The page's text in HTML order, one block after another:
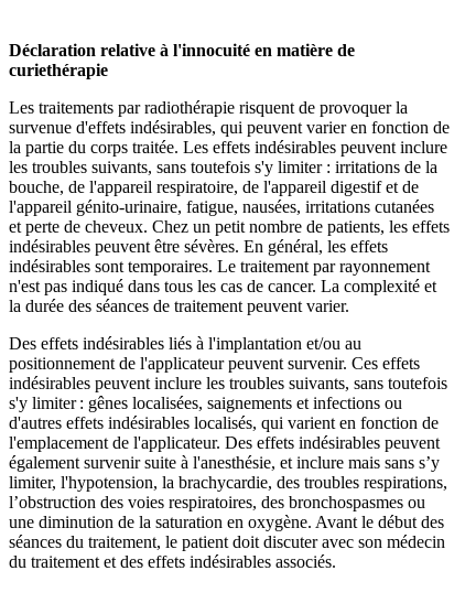
Déclaration relative à l'innocuité en matière de
curiethérapie
Les traitements par radiothérapie risquent de provoquer la
survenue d'effets indésirables, qui peuvent varier en fonction de
la partie du corps traitée. Les effets indésirables peuvent inclure
les troubles suivants, sans toutefois s'y limiter : irritations de la
bouche, de l'appareil respiratoire, de l'appareil digestif et de
l'appareil génito-urinaire, fatigue, nausées, irritations cutanées
et perte de cheveux. Chez un petit nombre de patients, les effets
indésirables peuvent être sévères. En général, les effets
indésirables sont temporaires. Le traitement par rayonnement
n'est pas indiqué dans tous les cas de cancer. La complexité et
la durée des séances de traitement peuvent varier.
Des effets indésirables liés à l'implantation et/ou au
positionnement de l'applicateur peuvent survenir. Ces effets
indésirables peuvent inclure les troubles suivants, sans toutefois
s'y limiter : gênes localisées, saignements et infections ou
d'autres effets indésirables localisés, qui varient en fonction de
l'emplacement de l'applicateur. Des effets indésirables peuvent
également survenir suite à l'anesthésie, et inclure mais sans s’y
limiter, l'hypotension, la brachycardie, des troubles respirations,
l’obstruction des voies respiratoires, des bronchospasmes ou
une diminution de la saturation en oxygène. Avant le début des
séances du traitement, le patient doit discuter avec son médecin
du traitement et des effets indésirables associés.